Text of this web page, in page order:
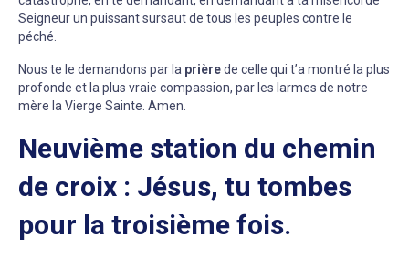
Seigneur un puissant sursaut de tous les peuples contre le
péché.
Nous te le demandons par la prièrede celle qui t’a montré la plus
profonde et la plus vraie compassion, par les larmes de notre
mère la Vierge Sainte. Amen.
Neuvième station du chemin
de croix : Jésus, tu tombes
pour la troisième fois.